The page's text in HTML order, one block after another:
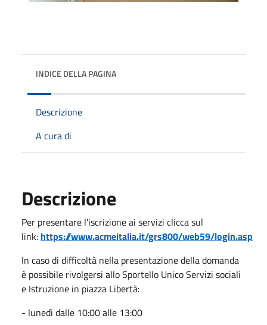
INDICE DELLA PAGINA
Descrizione
A cura di
Descrizione
Per presentare l'iscrizione ai servizi clicca sul
link: https://www.acmeitalia.it/grs800/web59/login.asp
In caso di difficoltà nella presentazione della domanda
è possibile rivolgersi allo Sportello Unico Servizi sociali
e Istruzione in piazza Libertà:
- lunedì dalle 10:00 alle 13:00